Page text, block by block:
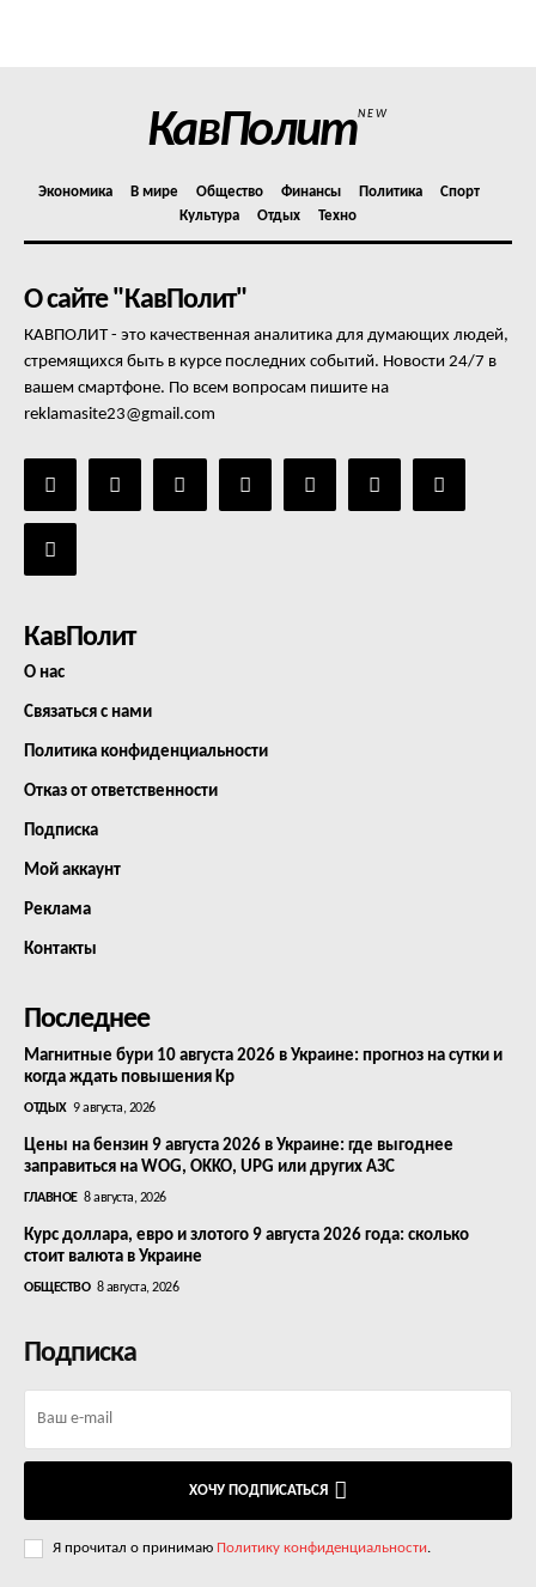
КавПолитNEW
Экономика В мире Общество Финансы Политика
Спорт
Культура
Отдых Техно
О сайте "КавПолит"
КАВПОЛИТ - это качественная аналитика для думающих людей,
стремящихся быть в курсе последних событий. Новости 24/7 в
вашем смартфоне. По всем вопросам пишите на
reklamasite23@gmail.com
КавПолит
О нас
Связаться с нами
Политика конфиденциальности
Отказ от ответственности
Подписка
Мой аккаунт
Реклама
Контакты
Последнее
Магнитные бури 10 августа 2026 в Украине: прогноз на сутки и
когда ждать повышения Kp
ОТДЫХ 9 августа, 2026
Цены на бензин 9 августа 2026 в Украине: где выгоднее
заправиться на WOG, OKKO, UPG или других АЗС
ГЛАВНОЕ 8 августа, 2026
Курс доллара, евро и злотого 9 августа 2026 года: сколько
стоит валюта в Украине
ОБЩЕСТВО 8 августа, 2026
Подписка
ХОЧУ ПОДПИСАТЬСЯ
Я прочитал о принимаю Политику конфиденциальности.